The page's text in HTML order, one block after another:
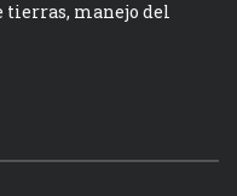
manejo del